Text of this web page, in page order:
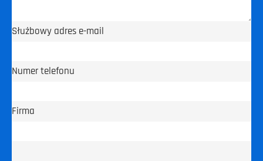
Służbowy adres e-mail
Numer telefonu
Firma